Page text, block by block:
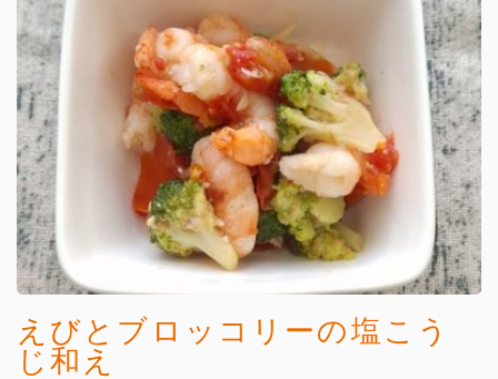
えびとブロッコリーの塩こう
じ和え